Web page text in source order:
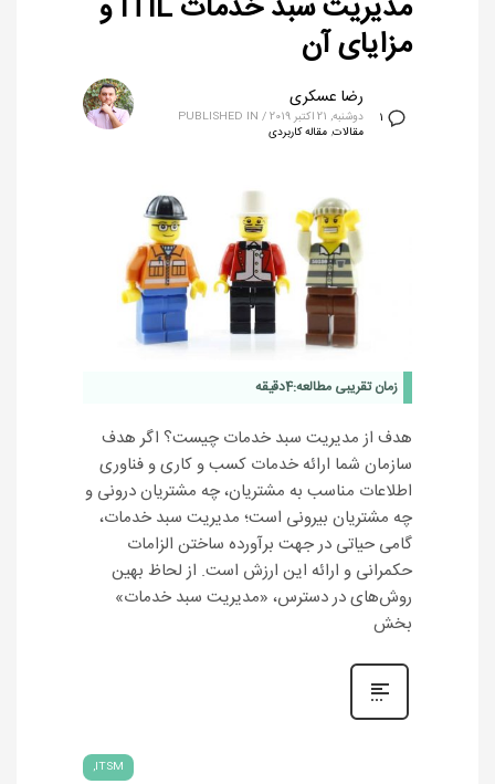
مدیریت سبد خدمات ITIL و
مزایای آن
1
رضا عسکری
دوشنبه, 21 اکتبر 2019 /
PUBLISHED IN
مقالات, مقاله کاربردی
زمان تقریبی مطالعه:4دقیقه
هدف از مدیریت سبد خدمات چیست؟ اگر هدف
سازمان شما ارائه خدمات کسب و کاری و فناوری
اطلاعات مناسب به مشتریان، چه مشتریان درونی و
چه مشتریان بیرونی است؛ مدیریت سبد خدمات،
گامی حیاتی در جهت برآورده ساختن الزامات
حکمرانی و ارائه این ارزش است. از لحاظ بهین‏
روش‌های در دسترس، «مدیریت سبد خدمات»
بخش
ITSM